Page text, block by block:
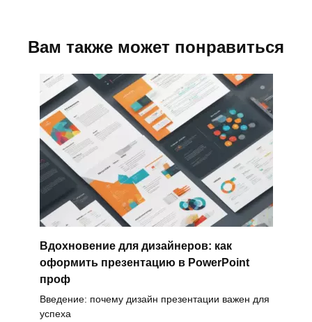
Вам также может понравиться
Вдохновение для дизайнеров: как
оформить презентацию в PowerPoint
проф
Введение: почему дизайн презентации важен для
успеха